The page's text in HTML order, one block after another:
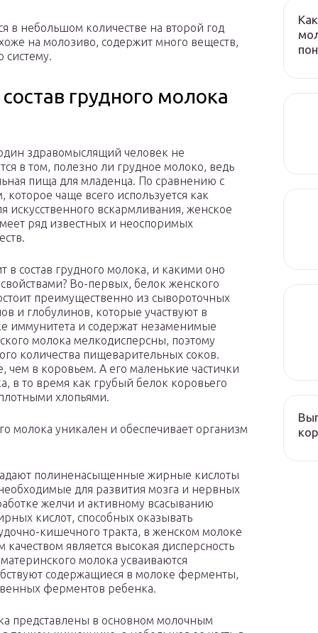
в небольшом количестве на второй год
на молозиво, содержит много веществ,
грудного молока
здравомыслящий человек не
в том, полезно ли грудное молоко, ведь
пища для младенца. По сравнению с
которое чаще всего используется как
искусственного вскармливания, женское
ряд известных и неоспоримых
в состав грудного молока, и какими оно
Во-первых, белок женского
преимущественно из сывороточных
и глобулинов, которые участвуют в
иммунитета и содержат незаменимые
молока мелкодисперсны, поэтому
количества пищеварительных соков.
в коровьем. А его маленькие частички
в то время как грубый белок коровьего
хлопьями.
молока уникален и обеспечивает организм
полиненасыщенные жирные кислоты
для развития мозга и нервных
желчи и активному всасыванию
кислот, способных оказывать
кишечного тракта, в женском молоке
является высокая дисперсность
молока усваиваются
содержащиеся в молоке ферменты,
ферментов ребенка.
представлены в основном молочным